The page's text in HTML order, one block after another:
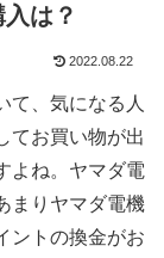
は？
2022.08.22
て、気になる人
てお買い物が出
よね。ヤマダ電
まりヤマダ電機
ントの換金がお